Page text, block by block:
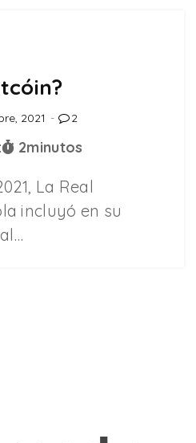
2021 2
2minutos
La Real
incluyó en su